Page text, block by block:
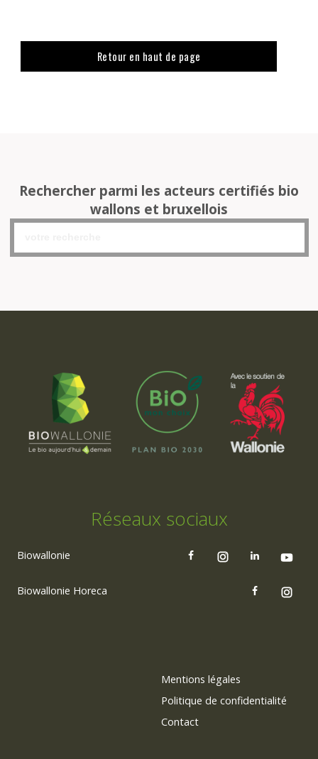
Retour en haut de page
Rechercher parmi les acteurs certifiés bio
wallons et bruxellois
Réseaux sociaux
Biowallonie
Biowallonie Horeca
Mentions légales
Politique de confidentialité
Contact